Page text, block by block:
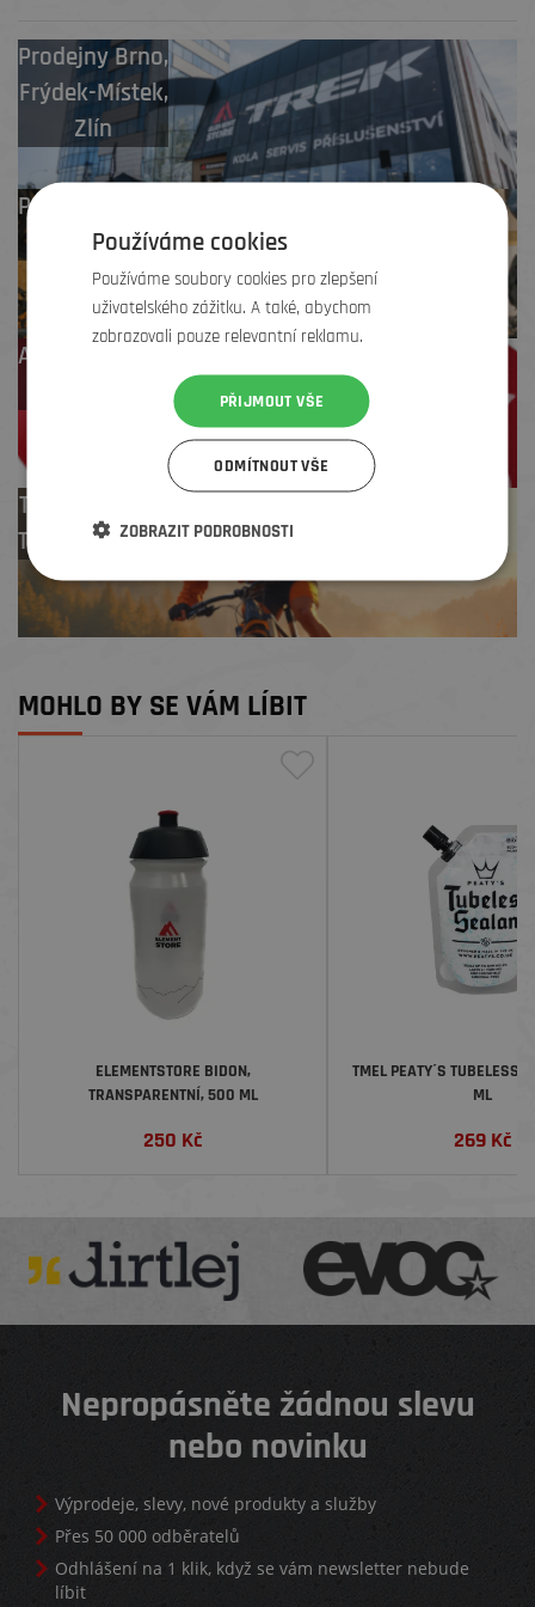
ProdejnyBrno,
Frýdek-Místek,
Zlín
Profesionální záruční
i pozáruční servis
Až 4 % cashback
na další nákup
Test centrum
TREK zdarma
MOHLO BY SE VÁM LÍBIT
ELEMENTSTORE BIDON,
TRANSPARENTNÍ, 500 ML
250 Kč
TMEL PEATY´S TUBELESS
ML
269Kč
Nepropásněte žádnou slevu
nebo novinku
Výprodeje, slevy, nové produkty a služby
Přes 50 000 odběratelů
Odhlášení na 1 klik, když se vám newsletter nebude
líbit
Používáme cookies
Používáme soubory cookies pro zlepšení
uživatelského zážitku. A také, abychom
zobrazovali pouze relevantní reklamu.
PŘIJMOUT VŠE
ODMÍTNOUT VŠE
ZOBRAZIT PODROBNOSTI